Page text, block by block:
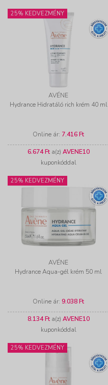
25% KEDVEZMÉNY
AVÉNE
Hydrance Hidratáló rich krém 40 ml
Online ár: 7.416 Ft
6.674 Fta(z) AVENE10
kuponkóddal
25% KEDVEZMÉNY
AVÉNE
Hydrance Aqua-gél krém 50 ml
Online ár: 9.038 Ft
8.134 Fta(z) AVENE10
kuponkóddal
25% KEDVEZMÉNY